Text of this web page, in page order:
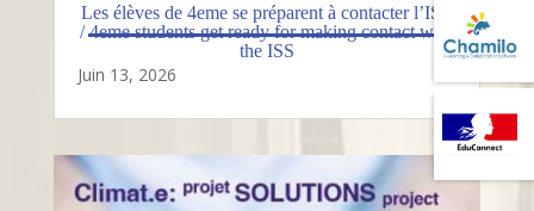
Les élèves de 4eme se préparent à contacter l’ISS
/ 4eme students get ready for making contact with
the ISS
Juin 13, 2026